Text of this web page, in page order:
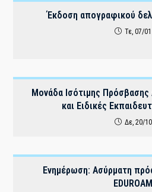
Έκδοση απογραφικού
Τε, 07/01
Μονάδα Ισότιμης
και Ειδικές
Δε, 20/10
Ενημέρωση: Ασύρματη
EDUROAM